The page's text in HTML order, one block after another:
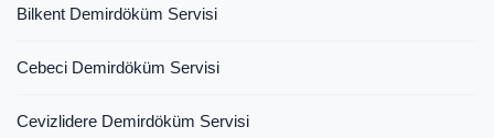
Bilkent Demirdöküm Servisi
Cebeci Demirdöküm Servisi
Cevizlidere Demirdöküm Servisi